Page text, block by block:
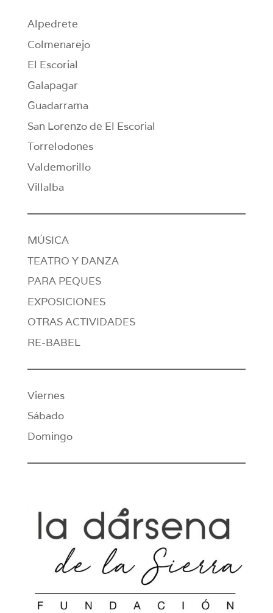
Alpedrete
Colmenarejo
El Escorial
Galapagar
Guadarrama
San Lorenzo de El Escorial
Torrelodones
Valdemorillo
Villalba
MÚSICA
TEATRO Y DANZA
PARA PEQUES
EXPOSICIONES
OTRAS ACTIVIDADES
RE-BABEL
Viernes
Sábado
Domingo